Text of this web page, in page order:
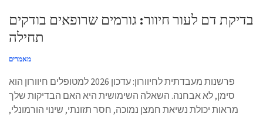
בדיקת דם לעור חיוור: גורמים שרופאים בודקים
תחילה
מאמרים
פרשנות מעבדתית לחיוורון: עדכון 2026 למטופלים חיוורון הוא
סימן, לא אבחנה. השאלה השימושית היא האם הבדיקות שלך
מראות יכולת נשיאת חמצן נמוכה, חסר תזונתי, שינוי הורמונלי,